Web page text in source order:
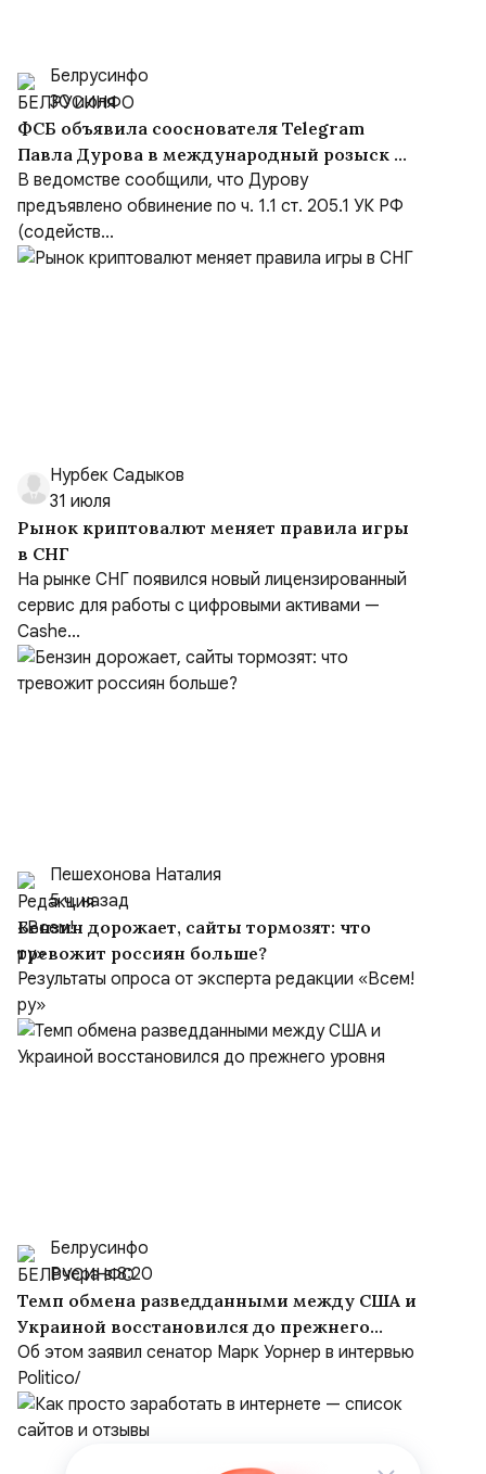
Белрусинфо
30 июля
ФСБ объявила сооснователя Telegram
Павла Дурова в международный розыск по
делу о содействии терроризму
В ведомстве сообщили, что Дурову
предъявлено обвинение по ч. 1.1 ст. 205.1 УК РФ
(содейств...
Нурбек Садыков
31 июля
Рынок криптовалют меняет правила игры
в СНГ
На рынке СНГ появился новый лицензированный
сервис для работы с цифровыми активами —
Cashe...
Пешехонова Наталия
5 ч. назад
Бензин дорожает, сайты тормозят: что
тревожит россиян больше?
Результаты опроса от эксперта редакции «Всем!
ру»
Белрусинфо
Вчера в 8:20
Темп обмена разведданными между США и
Украиной восстановился до прежнего
уровня
Об этом заявил сенатор Марк Уорнер в интервью
Politico/